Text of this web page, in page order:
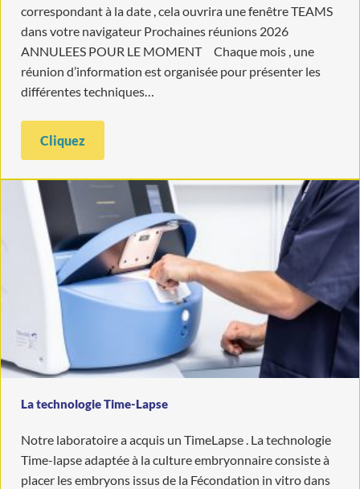
correspondant à la date , cela ouvrira une fenêtre TEAMS
dans votre navigateur Prochaines réunions 2026
ANNULEES POUR LE MOMENT Chaque mois , une
réunion d’information est organisée pour présenter les
différentes techniques…
Cliquez
La technologie Time-Lapse
Notre laboratoire a acquis un TimeLapse . La technologie
Time-lapse adaptée à la culture embryonnaire consiste à
placer les embryons issus de la Fécondation in vitro dans